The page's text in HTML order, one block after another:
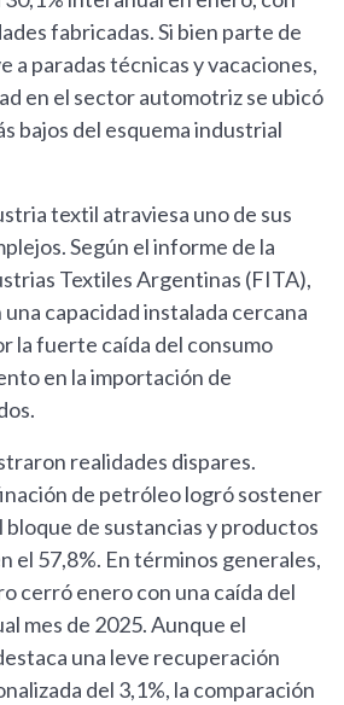
fabricadas. Si bien parte de
a paradas técnicas y vacaciones,
en el sector automotriz se ubicó
bajos del esquema industrial
textil atraviesa uno de sus
Según el informe de la
Textiles Argentinas (FITA),
capacidad instalada cercana
la fuerte caída del consumo
en la importación de
realidades dispares.
de petróleo logró sostener
bloque de sustancias y productos
el 57,8%. En términos generales,
cerró enero con una caída del
mes de 2025. Aunque el
una leve recuperación
del 3,1%, la comparación